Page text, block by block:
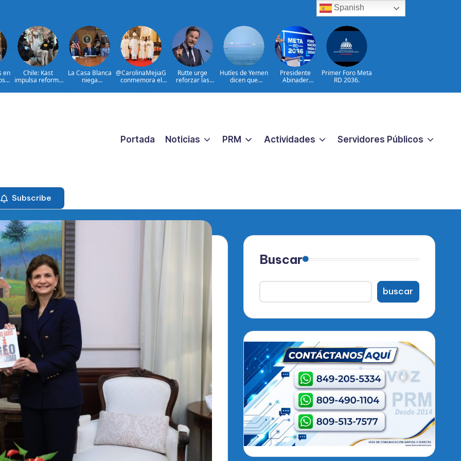
en
Chile: Kast
impulsa reforma
crimen
La Casa Blanca
niega
entre Trump y
@CarolinaMejiaG
conmemora el
de Santo
Rutte urge
reforzar las
ucranianas
Hutíes de Yemen
dicen que
petroleros
Presidente
Abinader
primer Foro Meta
Primer Foro Meta
RD 2036.
Portada Noticias PRM Actividades Servidores Públicos
Subscribe
Buscar
buscar
Spanish